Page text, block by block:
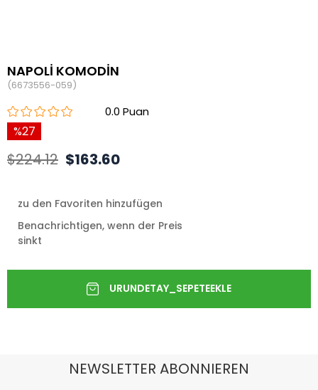
NAPOLİ KOMODİN
(6673556-059)
0.0
27
$224.12 $163.60
zu den Favoriten hinzufügen
Benachrichtigen, wenn der Preis
sinkt
NEWSLETTER ABONNIEREN